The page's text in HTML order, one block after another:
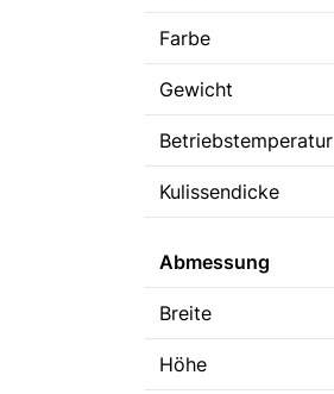
Farbe
Gewicht
Betriebstemperatur
Kulissendicke
Abmessung
Breite
Höhe